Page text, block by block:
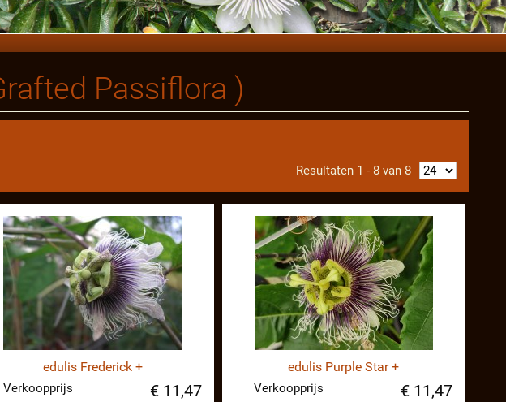
Passiflora )
Resultaten 1 - 8 van 8
edulis Frederick +
Verkoopprijs € 11,47
edulis Purple Star +
Verkoopprijs € 11,47